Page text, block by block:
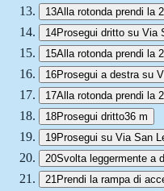
13Alla rotonda prendi la
14Prosegui dritto su Via
15Alla rotonda prendi la
16Prosegui a destra su
17Alla rotonda prendi la
18Prosegui dritto36 m
19Prosegui su Via San
20Svolta leggermente a
21 Prendi la rampa di